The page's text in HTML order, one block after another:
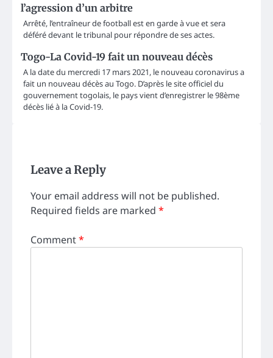
l’agression d’un arbitre
Arrêté, l’entraîneur de football est en garde à vue et sera
déféré devant le tribunal pour répondre de ses actes.
Togo-La Covid-19 fait un nouveau décès
A la date du mercredi 17 mars 2021, le nouveau coronavirus a
fait un nouveau décès au Togo. D’après le site officiel du
gouvernement togolais, le pays vient d’enregistrer le 98ème
décès lié à la Covid-19.
Leave a Reply
Your email address will not be published.
Required fields are marked *
Comment*